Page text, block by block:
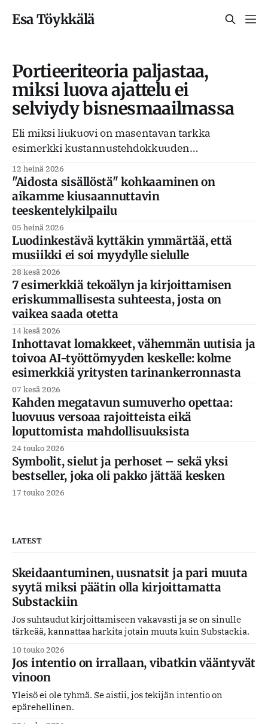
Esa Töykkälä
Portieeriteoria paljastaa,
miksi luova ajattelu ei
selviydy bisnesmaailmassa
Eli miksi liukuovi on masentavan tarkka
esimerkki kustannustehdokkuuden
ylivallasta.
12 heinä 2026
"Aidosta sisällöstä" kohkaaminen on
aikamme kiusaannuttavin
teeskentelykilpailu
05 heinä 2026
Luodinkestävä kyttäkin ymmärtää, että
musiikki ei soi myydylle sielulle
28 kesä 2026
7 esimerkkiä tekoälyn ja kirjoittamisen
eriskummallisesta suhteesta, josta on
vaikea saada otetta
14 kesä 2026
Inhottavat lomakkeet, vähemmän uutisia ja
toivoa AI-työttömyyden keskelle: kolme
esimerkkiä yritysten tarinankerronnasta
07 kesä 2026
Kahden megatavun sumuverho opettaa:
luovuus versoaa rajoitteista eikä
loputtomista mahdollisuuksista
24 touko 2026
Symbolit, sielut ja perhoset – sekä yksi
bestseller, joka oli pakko jättää kesken
17 touko 2026
LATEST
Skeidaantuminen, uusnatsit ja pari muuta
syytä miksi päätin olla kirjoittamatta
Substackiin
Jos suhtaudut kirjoittamiseen vakavasti ja se on sinulle
tärkeää, kannattaa harkita jotain muuta kuin Substackia.
10 touko 2026
Jos intentio on irrallaan, vibatkin vääntyvät
vinoon
Yleisö ei ole tyhmä. Se aistii, jos tekijän intentio on
epärehellinen.